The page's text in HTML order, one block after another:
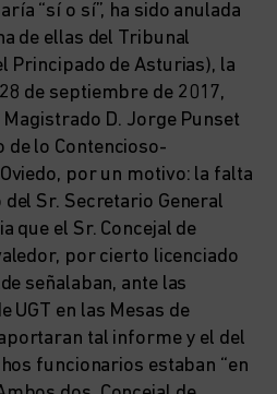
“sí o sí”, ha sido anulada
de ellas del Tribunal
Principado de Asturias), la
de septiembre de 2017,
D. Jorge Punset
de lo Contencioso-
por un motivo: la falta
Sr. Secretario General
que el Sr. Concejal de
por cierto licenciado
señalaban, ante las
UGT en las Mesas de
tal informe y el del
funcionarios estaban “en